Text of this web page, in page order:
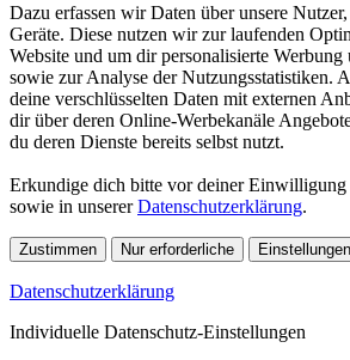
Dazu erfassen wir Daten über unsere
Geräte. Diese nutzen wir zur laufenden
Website und um dir personalisierte Werbung
sowie zur Analyse der Nutzungsstatistiken.
deine verschlüsselten Daten mit externen
dir über deren Online-Werbekanäle
du deren Dienste bereits selbst nutzt.
Erkundige dich bitte vor deiner Einwilligung
sowie in unsererDatenschutzerklärung.
Zustimmen Nur erforderliche
Datenschutzerklärung
Individuelle Datenschutz-Einstellungen